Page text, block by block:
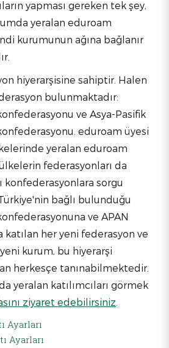
yapması gereken tek şey,
yeralan eduroam
kurumunun ağına bağlanır
hiyerarşisine sahiptir. Halen
bulunmaktadır:
ve Asya-Pasifik
eduroam üyesi
yeralan eduroam
federasyonları da
konfederasyonlara sorgu
bağlı bulunduğu
ve APAN
katılan her yeni federasyon ve
kurum, bu hiyerarşi
herkesçe tanınabilmektedir.
yeralan katılımcıları görmek
ziyaret edebilirsiniz
Ayarları
Ayarları